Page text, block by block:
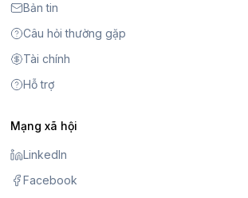
Bản tin
Câu hỏi thường gặp
Tài chính
Hỗ trợ
Mạng xã hội
LinkedIn
Facebook